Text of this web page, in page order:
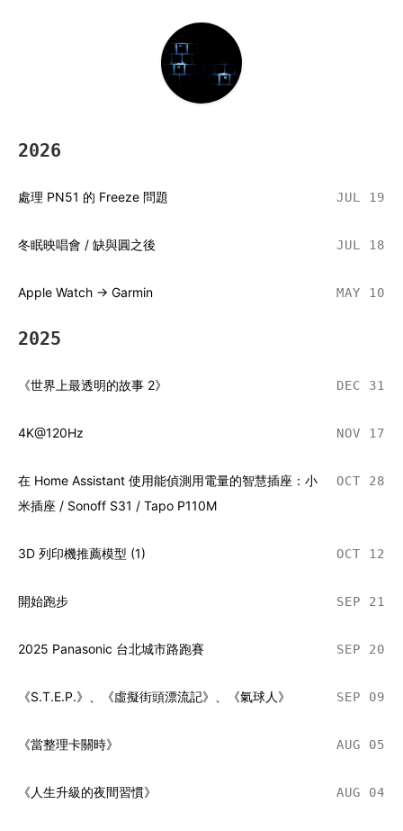
2026
JUL 19
處理 PN51 的 Freeze 問題
JUL 18
冬眠映唱會 / 缺與圓之後
MAY 10
Apple Watch → Garmin
2025
DEC 31
《世界上最透明的故事 2》
NOV 17
4K@120Hz
OCT 28
在 Home Assistant 使用能偵測用電量的智慧插座：小
米插座 / Sonoff S31 / Tapo P110M
OCT 12
3D 列印機推薦模型 (1)
SEP 21
開始跑步
SEP 20
2025 Panasonic 台北城市路跑賽
SEP 09
《S.T.E.P.》、《虛擬街頭漂流記》、《氣球人》
AUG 05
《當整理卡關時》
AUG 04
《人生升級的夜間習慣》